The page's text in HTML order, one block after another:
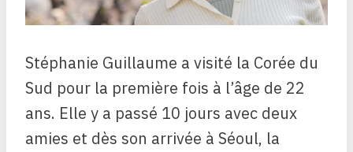
Stéphanie Guillaume a visité la Corée du
Sud pour la première fois à l’âge de 22
ans. Elle y a passé 10 jours avec deux
amies et dès son arrivée à Séoul, la